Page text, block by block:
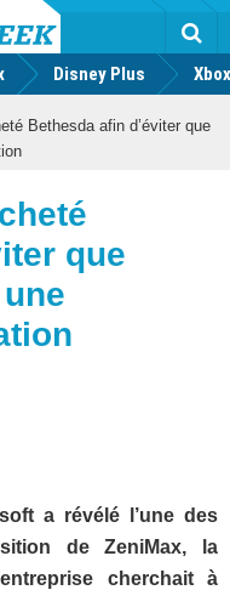
Disney Plus
Bethesda afin d’éviter que
que
a révélé l’une des
de ZeniMax, la
cherchait à
Youtube